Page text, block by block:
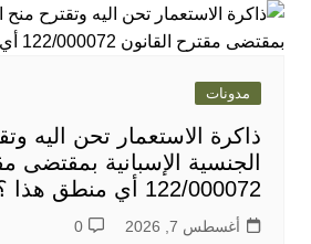
مدونات
ذاكرة الاستعمار تحن اليه
الجنسية الإسبانية بمقتضى
122/000072 أي منطق هذا ؟
أغسطس 7, 2026 0